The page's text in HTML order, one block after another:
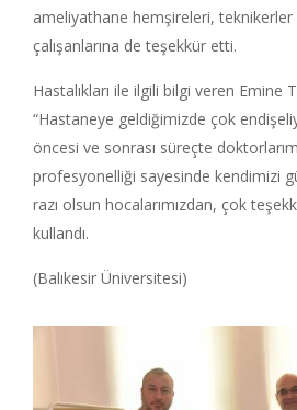
ameliyathane hemşireleri, teknikerler
çalışanlarına de teşekkür etti.
Hastalıkları ile ilgili bilgi veren Emine
“Hastaneye geldiğimizde çok
öncesi ve sonrası süreçte
profesyonelliği sayesinde kendimizi
razı olsun hocalarımızdan, çok
kullandı.
(Balıkesir Üniversitesi)